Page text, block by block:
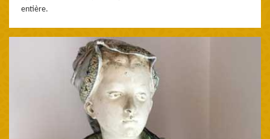
entière.